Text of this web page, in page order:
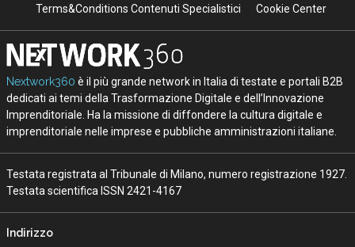
Terms&Conditions Contenuti Specialistici
Cookie Center
Nextwork360 è il più grande network in Italia di testate e portali B2B
dedicati ai temi della Trasformazione Digitale e dell’Innovazione
Imprenditoriale. Ha la missione di diffondere la cultura digitale e
imprenditoriale nelle imprese e pubbliche amministrazioni italiane.
Testata registrata al Tribunale di Milano, numero registrazione 1927.
Testata scientifica ISSN 2421-4167
Indirizzo